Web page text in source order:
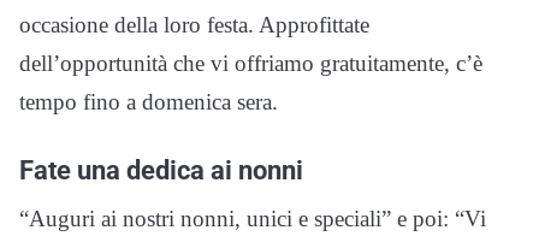
occasione della loro festa. Approfittate
dell’opportunità che vi offriamo gratuitamente, c’è
tempo fino a domenica sera.
Fate una dedica ai nonni
“Auguri ai nostri nonni, unici e speciali” e poi: “Vi